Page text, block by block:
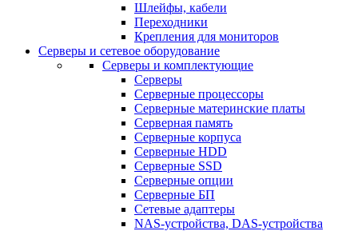
Шлейфы, кабели
Переходники
Крепления для мониторов
Серверы и сетевое оборудование
Серверы и комплектующие
Серверы
Серверные процессоры
Серверные материнские платы
Серверная память
Серверные корпуса
Серверные HDD
Серверные SSD
Серверные опции
Серверные БП
Сетевые адаптеры
NAS-устройства, DAS-устройства